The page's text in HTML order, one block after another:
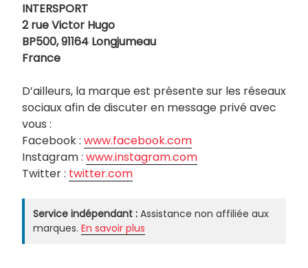
INTERSPORT
2 rue Victor Hugo
BP500, 91164 Longjumeau
France
D’ailleurs, la marque est présente sur les réseaux
sociaux afin de discuter en message privé avec
vous :
Facebook : www.facebook.com
Instagram : www.instagram.com
Twitter : twitter.com
Service indépendant : Assistance non affiliée aux
marques. En savoir plus